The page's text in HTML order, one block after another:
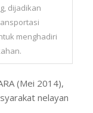
dijadikan
menghadiri
(Mei 2014),
nelayan